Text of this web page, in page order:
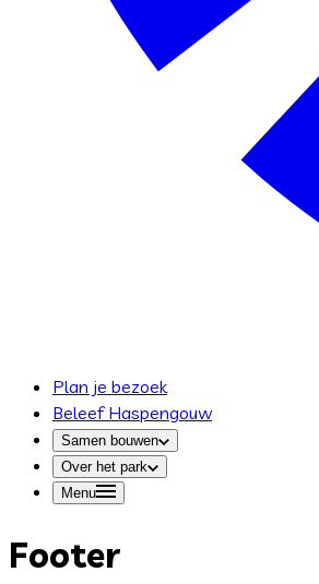
Plan je bezoek
Beleef Haspengouw
Samen bouwen
Over het park
Menu
Footer